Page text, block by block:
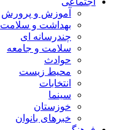
آموزش و پرورش
بهداشت و سلامت
چندرسانه ای
سلامت و جامعه
حوادث
محیط زیست
انتخابات
سینما
خوزستان
خبرهای بانوان